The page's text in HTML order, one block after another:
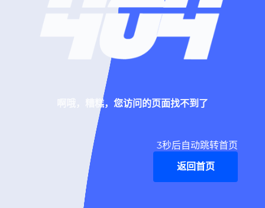
啊哦，糟糕，您访问的页面找不到了
3秒后自动跳转首页
返回首页